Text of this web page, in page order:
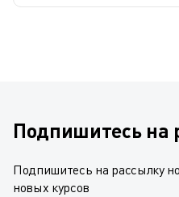
Подпишитесь на
Подпишитесь на рассылку
новых курсов